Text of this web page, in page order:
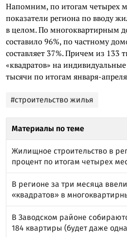
Напомним, по итогам четырех
показатели региона по вводу
в целом. По многоквартирным
составило 96%, по частному
составляет 37%. Причем из 133
«квадратов» на
тысячи по итогам января-
#строительство жилья
Материалы по теме
Жилищное строительство в
процент по итогам четырех
В регионе за три месяца
«квадратов» в
В Заводском районе
184 квартиры (будет даже